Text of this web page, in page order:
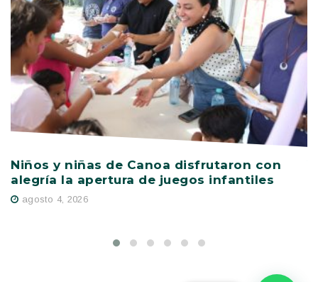
Niños y niñas de Canoa disfrutaron con
alegría la apertura de juegos infantiles
agosto 4, 2026